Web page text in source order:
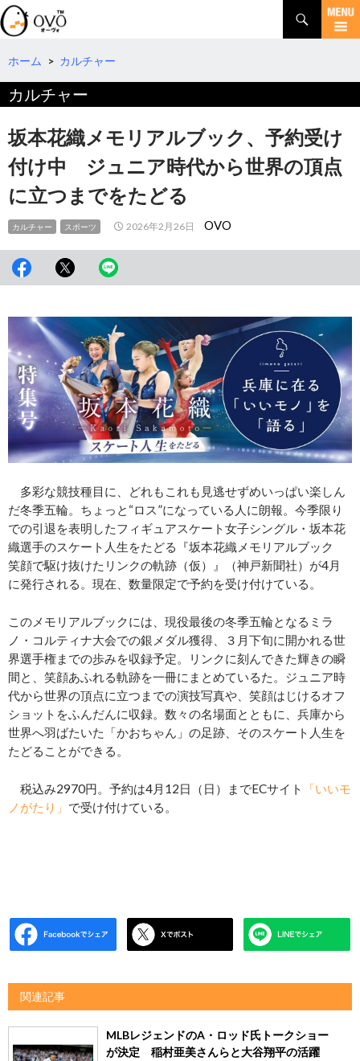
検
索
コ
テ
ツ
へ
動
ホーム > カルチャー
カルチャー
坂本花織メモリアルブック、予約受け
付け中 ジュニア時代から世界の頂点
に立つまでをたどる
カルチャー スポーツ 2026年2月26日 OVO
多彩な競技種目に、どれもこれも見逃せずめいっぱい楽しん
だ冬季五輪。ちょっと“ロス”になっている人に朗報。今季限り
での引退を表明したフィギュアスケート女子シングル・坂本花
織選手のスケート人生をたどる『坂本花織メモリアルブック
笑顔で駆け抜けたリンクの軌跡（仮）』（神戸新聞社）が4月
に発行される。現在、数量限定で予約を受け付けている。
このメモリアルブックには、現役最後の冬季五輪となるミラ
ノ・コルティナ大会での銀メダル獲得、３月下旬に開かれる世
界選手権までの歩みを収録予定。リンクに刻んできた輝きの瞬
間と、笑顔あふれる軌跡を一冊にまとめているた。ジュニア時
代から世界の頂点に立つまでの演技写真や、笑顔はじけるオフ
ショットをふんだんに収録。数々の名場面とともに、兵庫から
世界へ羽ばたいた「かおちゃん」の足跡、そのスケート人生を
たどることができる。
税込み2970円。予約は4月12日（日）までECサイト
「いいモ
ノがたり」 で受け付けている。
関連記事
MLBレジェンドのA・ロッド氏トークショー
が決定 稲村亜美さんらと大谷翔平の活躍